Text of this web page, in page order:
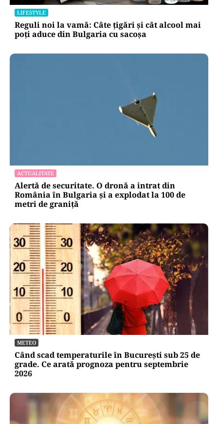
LIFESTYLE
Reguli noi la vamă: Câte țigări și cât alcool mai
poți aduce din Bulgaria cu sacoșa
ACTUALITATE
Alertă de securitate. O dronă a intrat din
România în Bulgaria şi a explodat la 100 de
metri de graniţă
METEO
Când scad temperaturile în București sub 25 de
grade. Ce arată prognoza pentru septembrie
2026